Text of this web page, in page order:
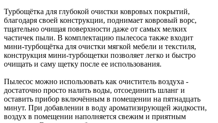
Турбощётка для глубокой очистки ковровых покрытий,
благодаря своей конструкции, поднимает ковровый ворс,
тщательно очищая поверхности даже от самых мелких
частичек пыли. В комплектацию пылесоса также входит
мини-турбощётка для очистки мягкой мебели и текстиля,
конструкция мини-турбощетки позволяет легко и быстро
очищать и саму щетку после ее использования.
Пылесос можно использовать как очиститель воздуха -
достаточно просто налить воды, отсоединить шланг и
оставить прибор включённым в помещении на пятнадцать
минут. При добавлении в воду ароматизирующей жидкости,
воздух в помещении наполняется свежим и приятным